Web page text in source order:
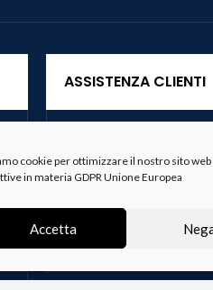
cookie per ottimizzare il nostro sito
in materia GDPR Unione Europea
Accetta
ASSISTENZA CLIENTI
Spedizioni
Resi e Recessi
Termini e Condizioni